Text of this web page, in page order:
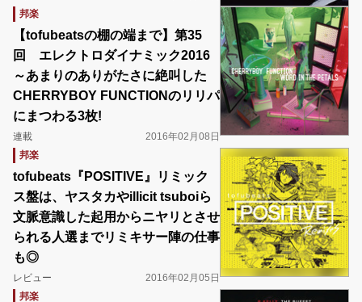
邦楽
【tofubeatsの棚の端まで】第35
回 エレクトロダイナミック2016
～あまりのありがたさに絶叫した
CHERRYBOY FUNCTIONのリリパ
にまつわる3枚!
連載
2016年02月08日
邦楽
tofubeats『POSITIVE』リミック
ス盤は、ヤスタカやillicit tsuboiら
文脈意識した起用からニヤリとさせ
られる人選までリミキサー陣の仕事
も◎
レビュー
2016年02月05日
邦楽